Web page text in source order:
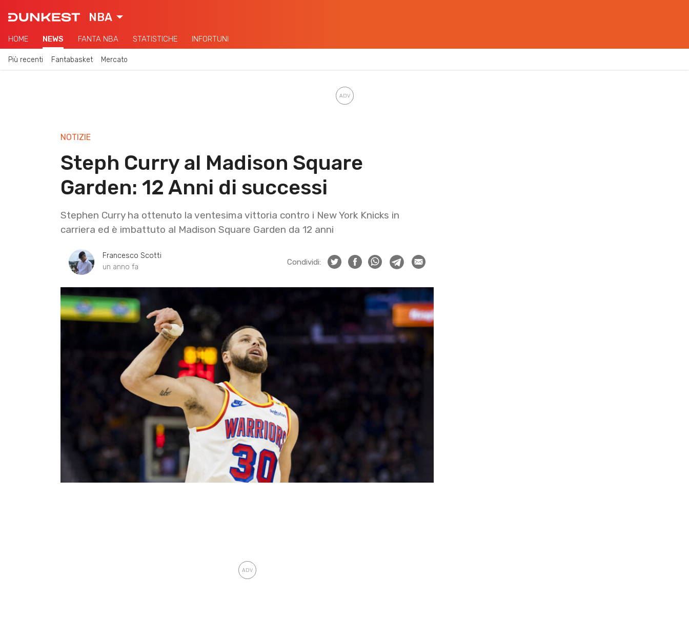
NBA
HOME NEWS FANTA NBA STATISTICHE INFORTUNI
Più recenti Fantabasket Mercato
NOTIZIE
Steph Curry al Madison Square
Garden: 12 Anni di successi
Stephen Curry ha ottenuto la ventesima vittoria contro i New York Knicks in
carriera ed è imbattuto al Madison Square Garden da 12 anni
Francesco Scotti
un anno fa
Condividi: